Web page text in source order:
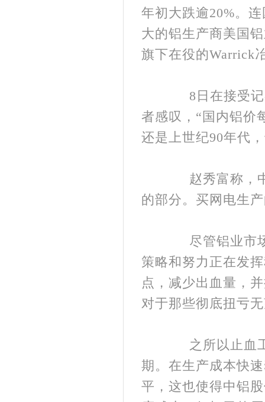
年初大跌逾20%。
大的铝生产商美国
旗下在役的Warrick
8日在接受记
者感叹，“国内铝价
还是上世纪90年代
赵秀富称，中
的部分。买网电生
尽管铝业市场
策略和努力正在发
点，减少出血量，
对于那些彻底扭亏
之所以止血工
期。在生产成本快
平，这也使得中铝